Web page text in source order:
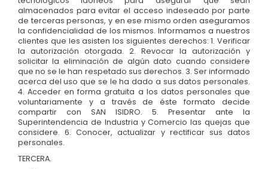
almacenados para evitar el acceso indeseado por parte
de terceras personas, y en ese mismo orden aseguramos
la confidencialidad de los mismos. Informamos a nuestros
clientes que les asisten los siguientes derechos: 1. Verificar
la autorización otorgada. 2. Revocar la autorización y
solicitar la eliminación de algún dato cuando considere
que no se le han respetado sus derechos. 3. Ser informado
acerca del uso que se le ha dado a sus datos personales.
4. Acceder en forma gratuita a los datos personales que
voluntariamente y a través de éste formato decide
compartir con SAN ISIDRO. 5. Presentar ante la
Superintendencia de Industria y Comercio las quejas que
considere. 6. Conocer, actualizar y rectificar sus datos
personales.
TERCERA.